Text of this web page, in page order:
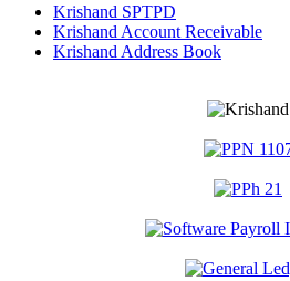
Krishand SPTPD
Krishand Account Receivable
Krishand Address Book